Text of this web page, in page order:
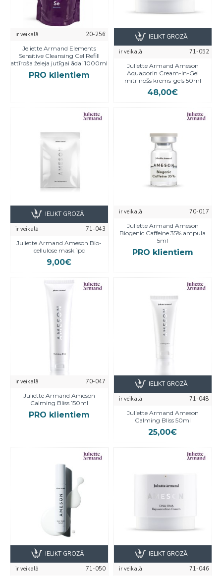
ir veikalā
20-256
Jeliette Armand Elements
Sensitive Cleansing Gel Refill
attīroša želeja jutīgai ādai 1000ml
PRO klientiem
ir veikalā
71-052
Juliette Armand Ameson
Aquaporin Cream-in-Gel
mitrinošs krēms-gēls 50ml
48,00€
IELIKT GROZĀ
ir veikalā
71-043
Juliette Armand Ameson Bio-
cellulose mask 1pc
9,00€
IELIKT GROZĀ ir veikalā
70-017
Juliette Armand Ameson
Biogenic Caffeine 35% ampula
5ml
PRO klientiem
ir veikalā
70-047
Juliette Armand Ameson
Calming Bliss 150ml
PRO klientiem
ir veikalā
71-048
Juliette Armand Ameson
Calming Bliss 50ml
25,00€
IELIKT GROZĀ
ir veikalā
71-050
IELIKT GROZĀ
ir veikalā
71-046
IELIKT GROZĀ